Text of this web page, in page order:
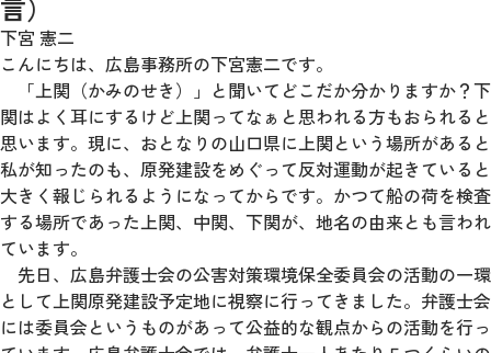
言）
下宮 憲二
こんにちは、広島事務所の下宮憲二です。
「上関（かみのせき）」と聞いてどこだか分かりますか？下
関はよく耳にするけど上関ってなぁと思われる方もおられると
思います。現に、おとなりの山口県に上関という場所があると
私が知ったのも、原発建設をめぐって反対運動が起きていると
大きく報じられるようになってからです。かつて船の荷を検査
する場所であった上関、中関、下関が、地名の由来とも言われ
ています。
先日、広島弁護士会の公害対策環境保全委員会の活動の一環
として上関原発建設予定地に視察に行ってきました。弁護士会
には委員会というものがあって公益的な観点からの活動を行っ